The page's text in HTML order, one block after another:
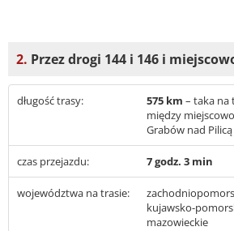
2. Przez drogi 144 i 146 i
długość trasy: 575 km – taka na
między
Grabów nad Pilicą
czas przejazdu: 7 godz. 3 min
województwa na trasie:
kujawsko-
mazowieckie